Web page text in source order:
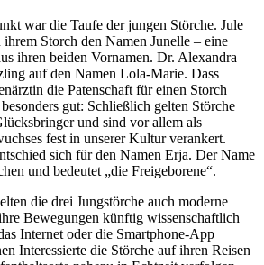
war die Taufe der jungen Störche. Jule
Storch den Namen Junelle – eine
ihren beiden Vornamen. Dr. Alexandra
auf den Namen Lola-Marie. Dass
die Patenschaft für einen Storch
gut: Schließlich gelten Störche
und sind vor allem als
fest in unserer Kultur verankert.
sich für den Namen Erja. Der Name
und bedeutet „die Freigeborene“.
die drei Jungstörche auch moderne
Bewegungen künftig wissenschaftlich
Internet oder die Smartphone-App
Interessierte die Störche auf ihren Reisen